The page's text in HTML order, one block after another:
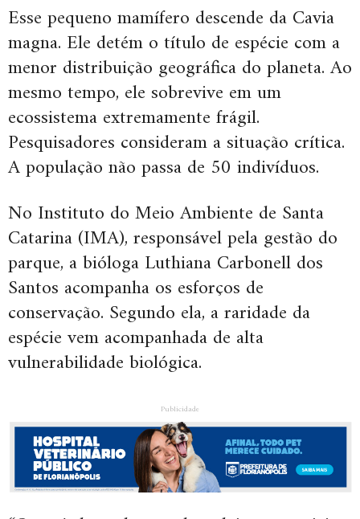
Esse pequeno mamífero descende da Cavia
magna. Ele detém o título de espécie com a
menor distribuição geográfica do planeta. Ao
mesmo tempo, ele sobrevive em um
ecossistema extremamente frágil.
Pesquisadores consideram a situação crítica.
A população não passa de 50 indivíduos.
No Instituto do Meio Ambiente de Santa
Catarina (IMA), responsável pela gestão do
parque, a bióloga Luthiana Carbonell dos
Santos acompanha os esforços de
conservação. Segundo ela, a raridade da
espécie vem acompanhada de alta
vulnerabilidade biológica.
Publicidade